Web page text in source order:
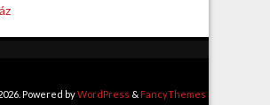
Powered byWordPress & FancyThemes